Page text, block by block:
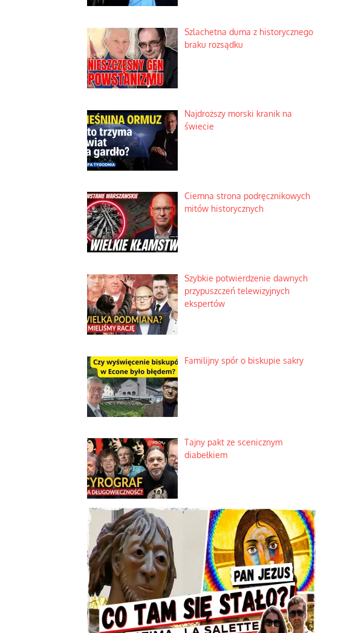
Szlachetna duma z historycznego
braku rozsądku
Najdroższy morski kranik na
świecie
Ciemna strona podręcznikowych
mitów historycznych
Szybkie potwierdzenie dawnych
przypuszczeń telewizyjnych
ekspertów
Familijny spór o biskupie sakry
Tajny pakt ze scenicznym
diabełkiem